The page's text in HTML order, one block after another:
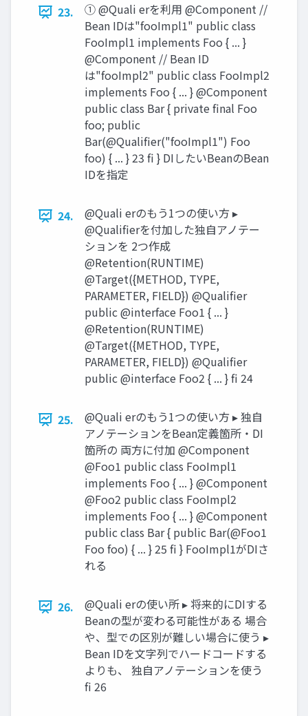
23.
① @Quali erを利用 @Component //
Bean IDは"fooImpl1" public class
FooImpl1 implements Foo { ... }
@Component // Bean ID
は"fooImpl2" public class FooImpl2
implements Foo { ... } @Component
public class Bar { private final Foo
foo; public
Bar(@Qualifier("fooImpl1") Foo
foo) { ... } 23 fi } DIしたいBeanのBean
IDを指定
24.
@Quali erのもう1つの使い方 ▸
@Qualifierを付加した独自アノテー
ションを 2つ作成
@Retention(RUNTIME)
@Target({METHOD, TYPE,
PARAMETER, FIELD}) @Qualifier
public @interface Foo1 { ... }
@Retention(RUNTIME)
@Target({METHOD, TYPE,
PARAMETER, FIELD}) @Qualifier
public @interface Foo2 { ... } fi 24
25.
@Quali erのもう1つの使い方 ▸ 独自
アノテーションをBean定義箇所・DI
箇所の 両方に付加 @Component
@Foo1 public class FooImpl1
implements Foo { ... } @Component
@Foo2 public class FooImpl2
implements Foo { ... } @Component
public class Bar { public Bar(@Foo1
Foo foo) { ... } 25 fi } FooImpl1がDIさ
れる
26.
@Quali erの使い所 ▸ 将来的にDIする
Beanの型が変わる可能性がある 場合
や、型での区別が難しい場合に使う ▸
Bean IDを文字列でハードコードする
よりも、 独自アノテーションを使う
fi 26